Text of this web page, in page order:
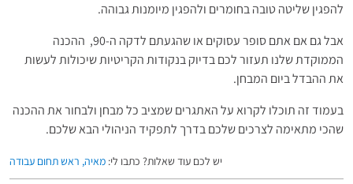
להפגין שליטה טובה בחומרים ולהפגין מיומנות גבוהה.
אבל גם אם אתם סופר עסוקים או שהגעתם לדקה ה-90, ההכנה
הממוקדת שלנו תעזור לכם בדיוק בנקודות הקריטיות שיכולות לעשות
את ההבדל ביום המבחן.
בעמוד זה תוכלו לקרוא על האתגרים שמציב כל מבחן ולבחור את ההכנה
שהכי מתאימה לצרכים שלכם בדרך לתפקיד הניהולי הבא שלכם.
יש לכם עוד שאלות? כתבו לי: מאיה, ראש תחום עבודה